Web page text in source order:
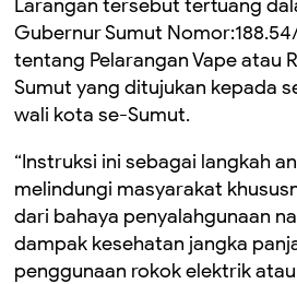
Larangan tersebut tertuang
Gubernur Sumut
tentang Pelarangan Vape atau
Sumut yang ditujukan kepada
wali kota se-Sumut.
“Instruksi ini sebagai langkah
melindungi masyarakat
dari bahaya penyalahgunaan
dampak kesehatan jangka
penggunaan rokok elektrik